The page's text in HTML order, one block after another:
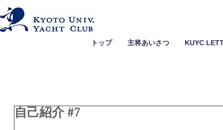
トップ 主将あいさつ KUYC
自己紹介 #7